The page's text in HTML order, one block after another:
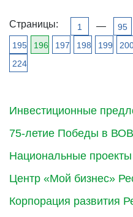
Инвестиционные
75-летие Победы в ВОВ
Национальные проекты
Центр «Мой бизнес»
Корпорация развития
Страницы: 1 — 95
195
196 197 198 199
224